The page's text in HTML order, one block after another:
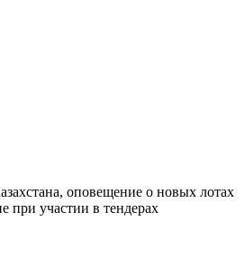
оповещение о новых лотах
при участии в тендерах